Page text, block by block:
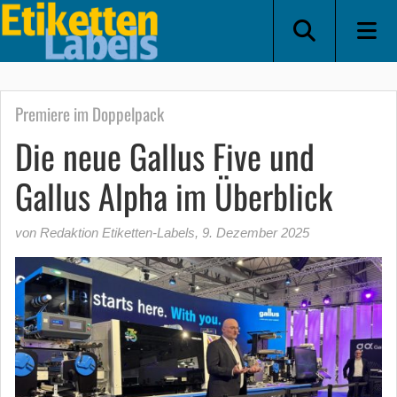
Premiere im Doppelpack
Die neue Gallus Five und
Gallus Alpha im Überblick
von Redaktion Etiketten-Labels, 9. Dezember 2025